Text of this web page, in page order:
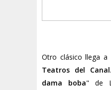
Otro clásico llega a
Teatros del Canal
dama boba" de